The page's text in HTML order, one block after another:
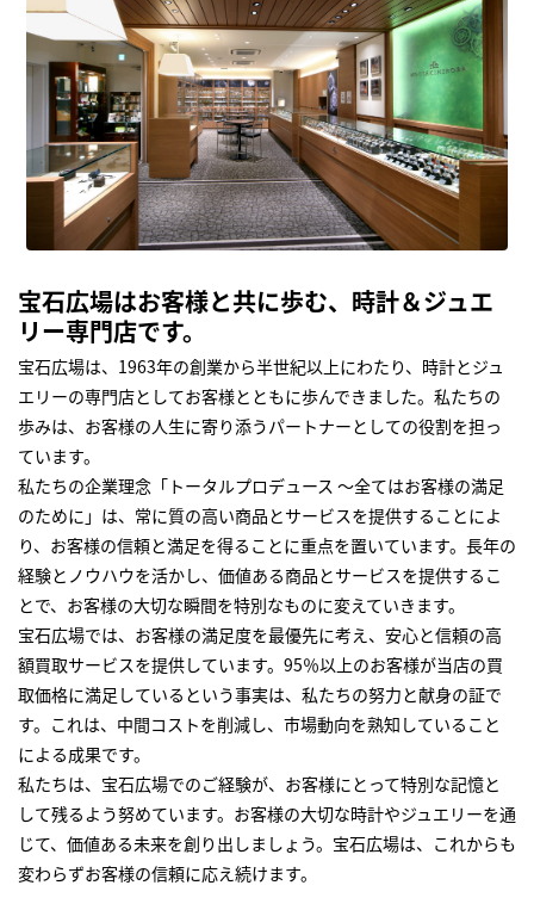
宝石広場はお客様と共に歩む、時計＆ジュエ
リー専門店です。
宝石広場は、1963年の創業から半世紀以上にわたり、時計とジュ
エリーの専門店としてお客様とともに歩んできました。私たちの
歩みは、お客様の人生に寄り添うパートナーとしての役割を担っ
ています。
私たちの企業理念「トータルプロデュース ～全てはお客様の満足
のために」は、常に質の高い商品とサービスを提供することによ
り、お客様の信頼と満足を得ることに重点を置いています。長年の
経験とノウハウを活かし、価値ある商品とサービスを提供するこ
とで、お客様の大切な瞬間を特別なものに変えていきます。
宝石広場では、お客様の満足度を最優先に考え、安心と信頼の高
額買取サービスを提供しています。95％以上のお客様が当店の買
取価格に満足しているという事実は、私たちの努力と献身の証で
す。これは、中間コストを削減し、市場動向を熟知していること
による成果です。
私たちは、宝石広場でのご経験が、お客様にとって特別な記憶と
して残るよう努めています。お客様の大切な時計やジュエリーを通
じて、価値ある未来を創り出しましょう。宝石広場は、これからも
変わらずお客様の信頼に応え続けます。